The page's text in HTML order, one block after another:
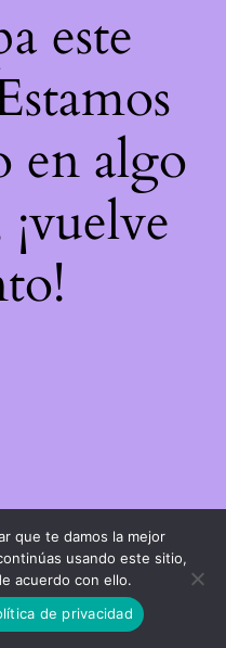
este
en algo
que te damos la mejor
usando este sitio,
acuerdo con ello.
de privacidad